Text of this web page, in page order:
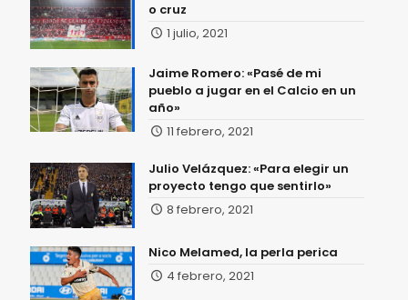
o cruz
1 julio, 2021
Jaime Romero: «Pasé de mi
pueblo a jugar en el Calcio en un
año»
11 febrero, 2021
Julio Velázquez: «Para elegir un
proyecto tengo que sentirlo»
8 febrero, 2021
Nico Melamed, la perla perica
4 febrero, 2021